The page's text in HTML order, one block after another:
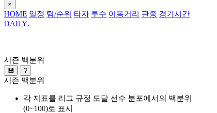
×
HOME 일정 팀/순위 타자 투수 이동거리 관중 경기시간
DAILY.
시즌 백분위
💾 ?
시즌 백분위
각 지표를 리그 규정 도달 선수 분포에서의 백분위
(0~100)로 표시